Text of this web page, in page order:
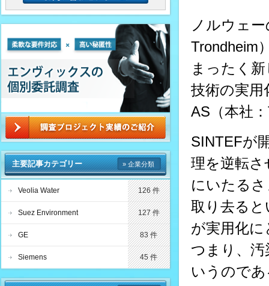
ノルウェ
Trondheim
まったく
技術の実用
AS（本社
SINTEFが
理を逆転さ
にいたる
取り去る
が実用化
つまり、
いうので
主要記事カテゴリー » 企業分類
Veolia Water 126 件
Suez Environment 127 件
GE 83 件
Siemens 45 件